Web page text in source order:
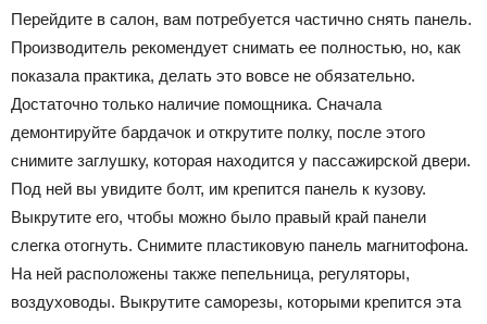
Перейдите в салон, вам потребуется частично снять панель.
Производитель рекомендует снимать ее полностью, но, как
показала практика, делать это вовсе не обязательно.
Достаточно только наличие помощника. Сначала
демонтируйте бардачок и открутите полку, после этого
снимите заглушку, которая находится у пассажирской двери.
Под ней вы увидите болт, им крепится панель к кузову.
Выкрутите его, чтобы можно было правый край панели
слегка отогнуть. Снимите пластиковую панель магнитофона.
На ней расположены также пепельница, регуляторы,
воздуховоды. Выкрутите саморезы, которыми крепится эта